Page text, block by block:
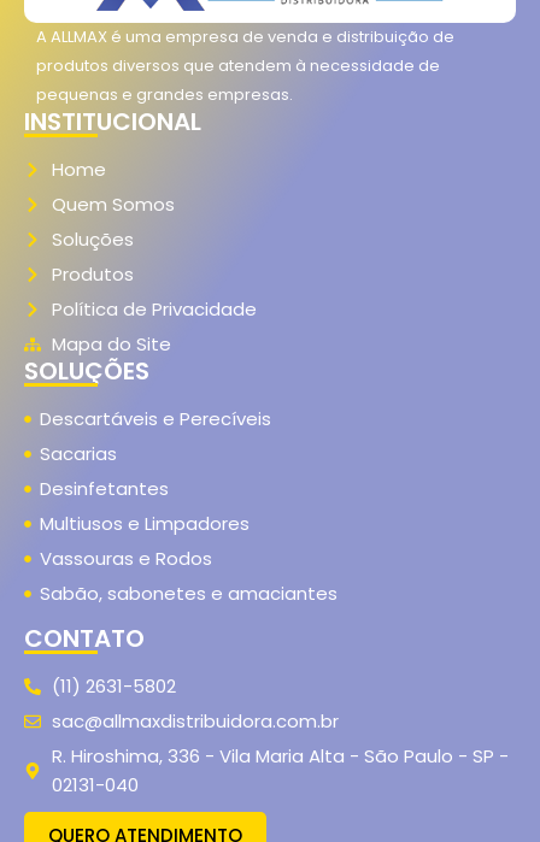
A ALLMAX é uma empresa de venda e distribuição de
produtos diversos que atendem à necessidade de
pequenas e grandes empresas.
INSTITUCIONAL
Home
Quem Somos
Soluções
Produtos
Política de Privacidade
Mapa do Site
SOLUÇÕES
Descartáveis e Perecíveis
Sacarias
Desinfetantes
Multiusos e Limpadores
Vassouras e Rodos
Sabão, sabonetes e amaciantes
CONTATO
(11) 2631-5802
sac@allmaxdistribuidora.com.br
R. Hiroshima, 336 - Vila Maria Alta - São Paulo - SP -
02131-040
QUERO ATENDIMENTO